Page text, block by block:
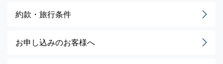
約款・旅行条件
お申し込みのお客様へ